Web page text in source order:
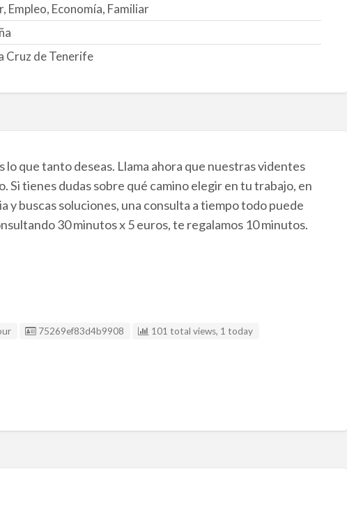
Empleo, Economía, Familiar
Cruz de Tenerife
que tanto deseas. Llama ahora que nuestras videntes
Si tienes dudas sobre qué camino elegir en tu trabajo, en
y buscas soluciones, una consulta a tiempo todo puede
30 minutos x 5 euros, te regalamos 10 minutos.
ID Anuncio
75269ef83d4b9908 101 total views, 1 today